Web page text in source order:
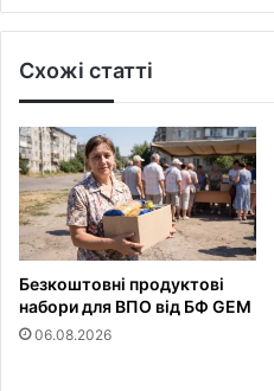
Схожі статті
Безкоштовні продуктові
набори для ВПО від БФ GEM
06.08.2026